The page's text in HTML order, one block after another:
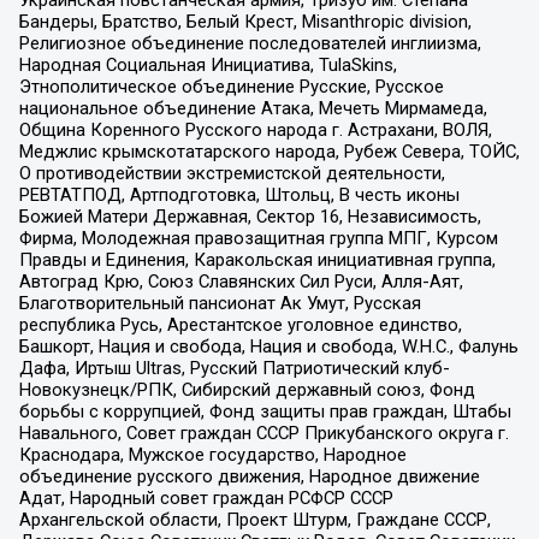
Бандеры, Братство, Белый Крест, Misanthropic division,
Религиозное объединение последователей инглиизма,
Народная Социальная Инициатива, TulaSkins,
Этнополитическое объединение Русские, Русское
национальное объединение Атака, Мечеть Мирмамеда,
Община Коренного Русского народа г. Астрахани, ВОЛЯ,
Меджлис крымскотатарского народа, Рубеж Севера, ТОЙС,
О противодействии экстремистской деятельности,
РЕВТАТПОД, Артподготовка, Штольц, В честь иконы
Божией Матери Державная, Сектор 16, Независимость,
Фирма, Молодежная правозащитная группа МПГ, Курсом
Правды и Единения, Каракольская инициативная группа,
Автоград Крю, Союз Славянских Сил Руси, Алля-Аят,
Благотворительный пансионат Ак Умут, Русская
республика Русь, Арестантское уголовное единство,
Башкорт, Нация и свобода, Нация и свобода, W.H.С., Фалунь
Дафа, Иртыш Ultras, Русский Патриотический клуб-
Новокузнецк/РПК, Сибирский державный союз, Фонд
борьбы с коррупцией, Фонд защиты прав граждан, Штабы
Навального, Совет граждан СССР Прикубанского округа г.
Краснодара, Мужское государство, Народное
объединение русского движения, Народное движение
Адат, Народный совет граждан РСФСР СССР
Архангельской области, Проект Штурм, Граждане СССР,